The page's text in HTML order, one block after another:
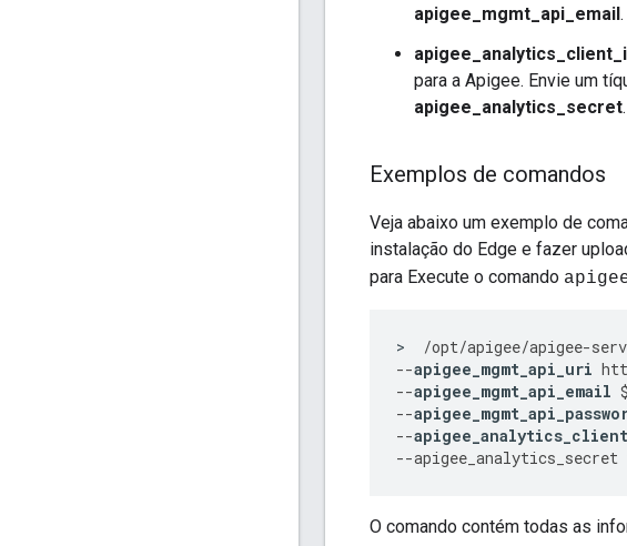
apigee_mgmt_api_email.
para a Apigee. Envie um
apigee_analytics_secret.
Exemplos de comandos
Veja abaixo um exemplo de
instalação do Edge e fazer
para Execute o comando
> /opt/apigee/apigee-
--apigee_mgmt_api_uri
--apigee_mgmt_api_email $
--
--
--apigee_analytics_secret
O comando contém todas as